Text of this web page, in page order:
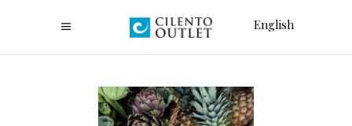
English